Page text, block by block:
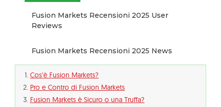
Fusion Markets Recensioni 2025 User
Reviews
Fusion Markets Recensioni 2025 News
Cos’è Fusion Markets?
Pro e Contro di Fusion Markets
Fusion Markets è Sicuro o una Truffa?